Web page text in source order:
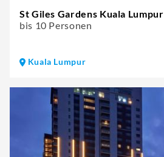
St Giles Gardens Kuala Lumpur
bis 10 Personen
Kuala Lumpur